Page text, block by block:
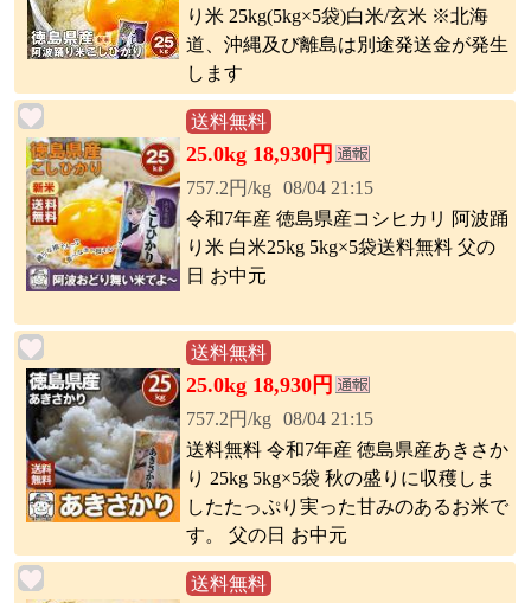
り米 25kg(5kg×5袋)白米/玄米 ※北海
道、沖縄及び離島は別途発送金が発生
します
送料無料
25.0kg 18,930円
757.2円/kg 08/04 21:15
令和7年産 徳島県産コシヒカリ 阿波踊
り米 白米25kg 5kg×5袋送料無料 父の
日 お中元
送料無料
25.0kg 18,930円
757.2円/kg 08/04 21:15
送料無料 令和7年産 徳島県産あきさか
り 25kg 5kg×5袋 秋の盛りに収穫しま
したたっぷり実った甘みのあるお米で
す。 父の日 お中元
送料無料